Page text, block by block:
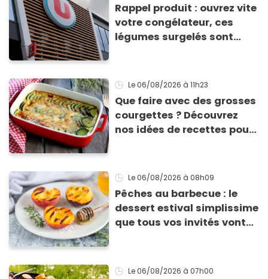
Rappel produit : ouvrez vite
votre congélateur, ces
légumes surgelés sont
Le 06/08/2026 à 11h23
Que faire avec des grosses
courgettes ? Découvrez
nos idées de recettes pour
Le 06/08/2026 à 08h09
Pêches au barbecue : le
dessert estival simplissime
que tous vos invités vont
Le 06/08/2026 à 07h00